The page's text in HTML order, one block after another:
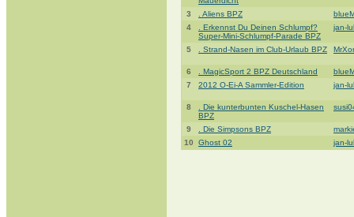
3 . Aliens BPZ
4
. Erkennst Du Deinen Schlumpf?
Super-Mini-Schlumpf-Parade BPZ
jan-
5 . Strand-Nasen im Club-Urlaub BPZ
6 . MagicSport 2 BPZ Deutschland
7
2012 O-Ei-A Sammler-Edition jan-
8
. Die kunterbunten Kuschel-Hasen
BPZ
9 . Die Simpsons BPZ
10
Ghost 02 jan-